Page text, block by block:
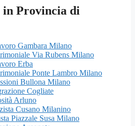
Provincia di
Gambara Milano
Via Rubens Milano
Erba
Ponte Lambro Milano
Bullona Milano
Cogliate
Arluno
Cusano Milanino
Piazzale Susa Milano